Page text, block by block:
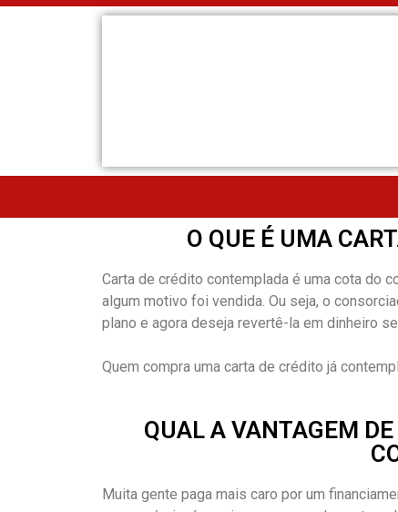
O QUE É UMA
Carta de crédito contemplada é uma cota do
algum motivo foi vendida. Ou seja, o
plano e agora deseja revertê-la em dinheiro
Quem compra uma carta de crédito já
QUAL A VANTAGEM
Muita gente paga mais caro por um